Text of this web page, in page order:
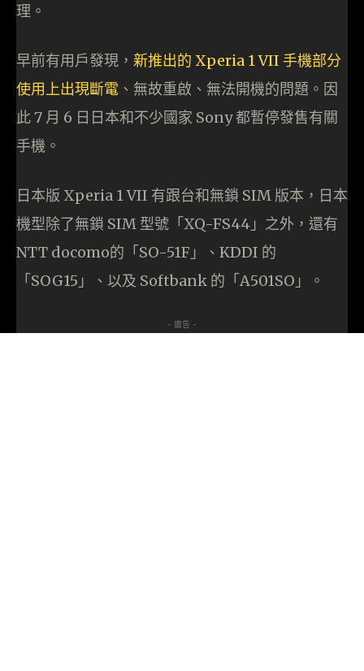
理。
早前有用戶發現， 新推出的 Xperia 1 VII 手機部分
使用上出現斷電 、無故重啟、無法開機的問題。因
此 7 月 6 日日本和不少國家 Sony 都暫停發售有關
手機。
日本版 Xperia 1 VII 有跟台和無鎖 SIM 版本，日本
機型除了無鎖 SIM 型號「XQ-FS44」之外，還有
NTT docomo的「SO-51F」、KDDI 的
「SOG15」、以及 Softbank 的「A501SO」。
- 廣告 -